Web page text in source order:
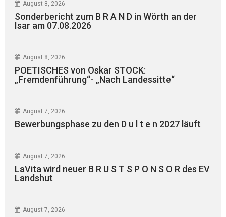
August 8, 2026
Sonderbericht zum B R A N D in Wörth an der
Isar am 07.08.2026
August 8, 2026
POETISCHES von Oskar STOCK:
„Fremdenführung“- „Nach Landessitte“
August 7, 2026
Bewerbungsphase zu den D u l t e n 2027 läuft
August 7, 2026
LaVita wird neuer B R U S T S P O N S O R des EV
Landshut
August 7, 2026